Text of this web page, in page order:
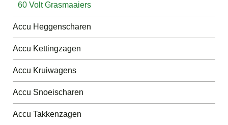
60 Volt Grasmaaiers
Accu Heggenscharen
Accu Kettingzagen
Accu Kruiwagens
Accu Snoeischaren
Accu Takkenzagen